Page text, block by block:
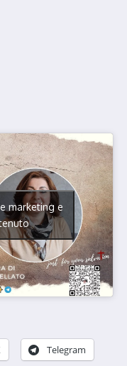
marketing e
Telegram